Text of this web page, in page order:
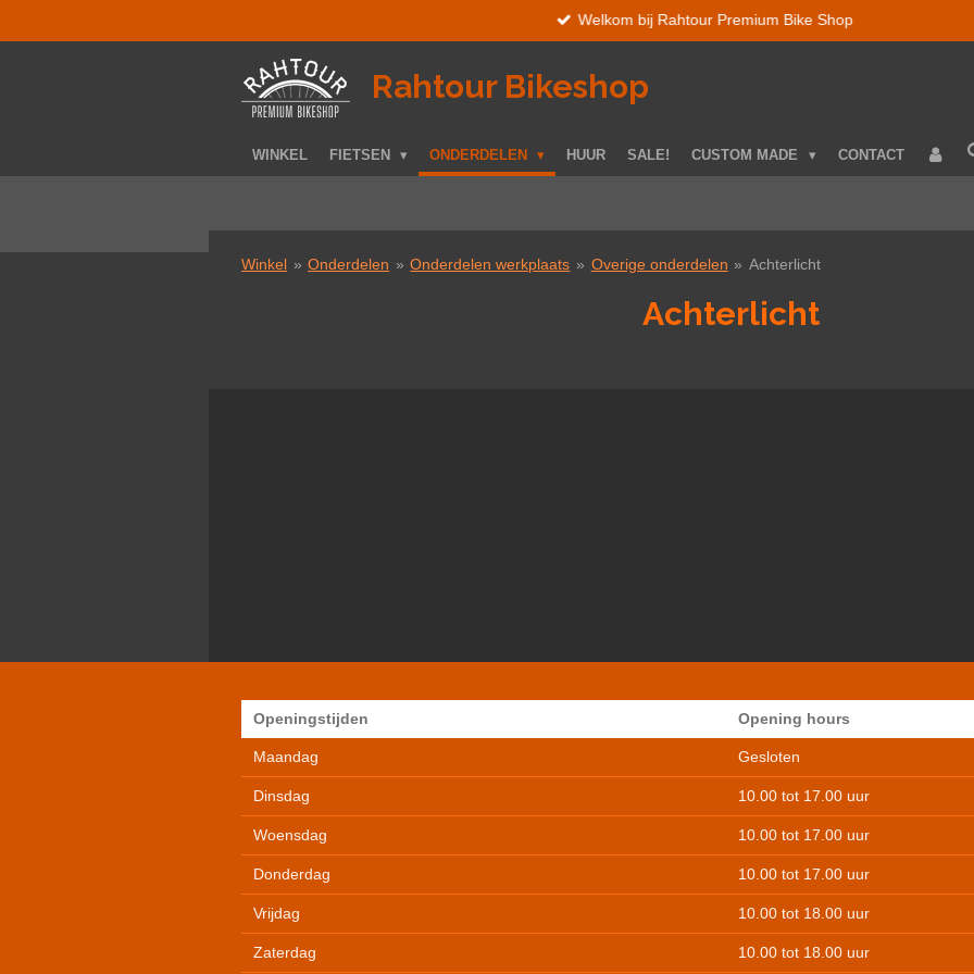
direct
­Rahtour Bikeshop
WINKEL FIETSEN ONDERDELEN HUUR SALE! CUSTOM MADE CONTACT
Winkel » Onderdelen » Onderdelen werkplaats » Overige onderdelen » Achterlicht
Achterlicht
Openingstijden Opening hours
Maandag Gesloten
Dinsdag 10.00 tot 17.00 uur
Woensdag 10.00 tot 17.00 uur
Donderdag 10.00 tot 17.00 uur
Vrijdag 10.00 tot 18.00 uur
Zaterdag 10.00 tot 18.00 uur